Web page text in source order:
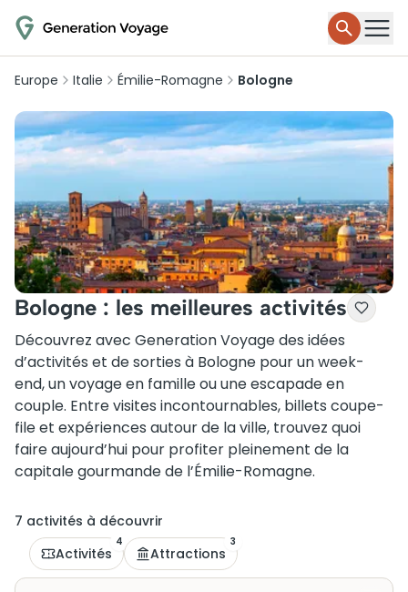
Europe Italie Émilie-Romagne Bologne
Bologne : les meilleures activités
Découvrez avec Generation Voyage des idées
d’activités et de sorties à Bologne pour un week-
end, un voyage en famille ou une escapade en
couple. Entre visites incontournables, billets coupe-
file et expériences autour de la ville, trouvez quoi
faire aujourd’hui pour profiter pleinement de la
capitale gourmande de l’Émilie-Romagne.
7 activités à découvrir
Activités
4
Attractions
3